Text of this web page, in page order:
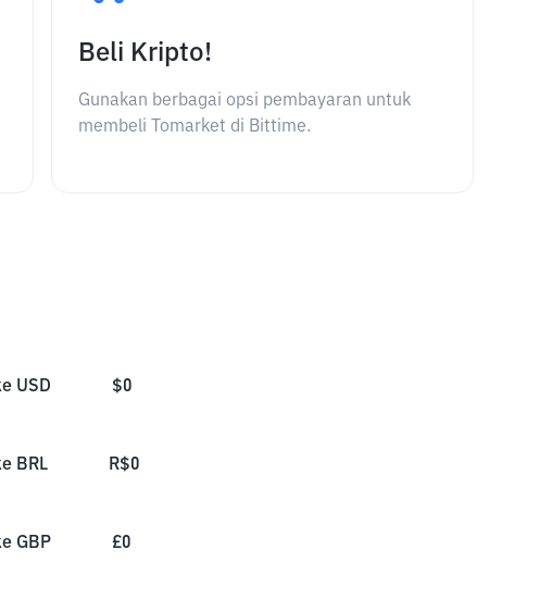
Beli Kripto!
Gunakan berbagai opsi pembayaran untuk
membeli Tomarket di Bittime.
USD $0
BRL R$0
GBP £0